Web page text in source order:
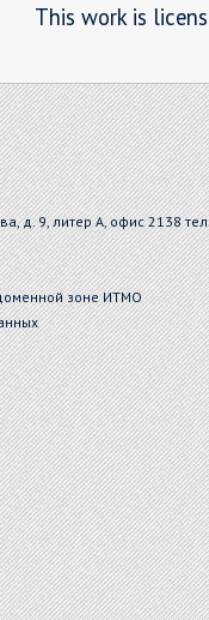
This work is
д. 9, литер А, офис 2138
зоне ИТМО